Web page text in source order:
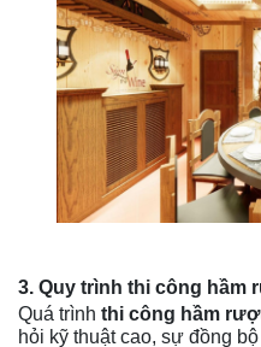
3. Quy trình thi công hầm
Quá trình thi công hầm
hỏi kỹ thuật cao, sự đồng